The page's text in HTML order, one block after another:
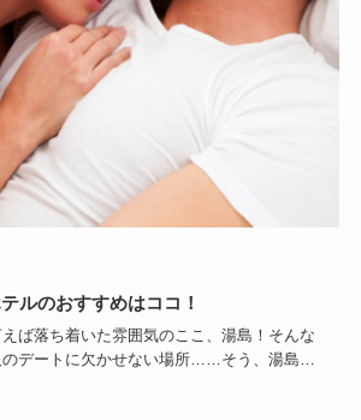
ルのおすすめはココ！
ば落ち着いた雰囲気のここ、湯島！そんな
デートに欠かせない場所……そう、湯島ラ